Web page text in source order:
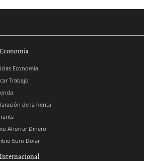
Economía
Trabajo
de la Renta
Ahorrar Dinero
Euro Dolar